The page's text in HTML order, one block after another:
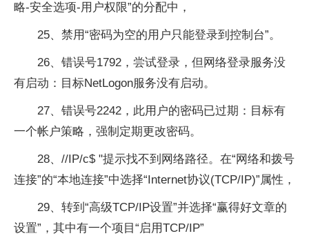
略-安全选项-用户权限”的分配中，
25、禁用“密码为空的用户只能登录到控制台”。
26、错误号1792，尝试登录，但网络登录服务没
有启动：目标NetLogon服务没有启动。
27、错误号2242，此用户的密码已过期：目标有
一个帐户策略，强制定期更改密码。
28、//IP/c$ "提示找不到网络路径。在“网络和拨号
连接”的“本地连接”中选择“Internet协议(TCP/IP)”属性，
29、转到“高级TCP/IP设置”并选择“赢得好文章的
设置”，其中有一个项目“启用TCP/IP”